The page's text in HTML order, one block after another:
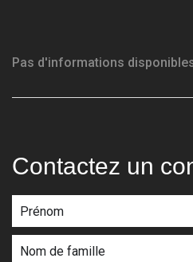
Pas d'informations
Contactez un